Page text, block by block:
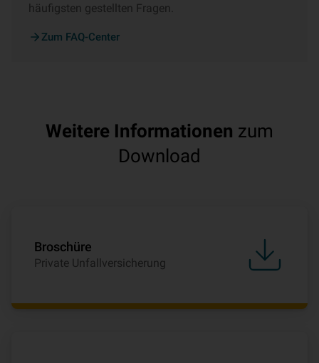
häufigsten gestellten Fragen.
Zum FAQ-Center
Weitere Informationen zum
Download
Broschüre
Private Unfallversicherung